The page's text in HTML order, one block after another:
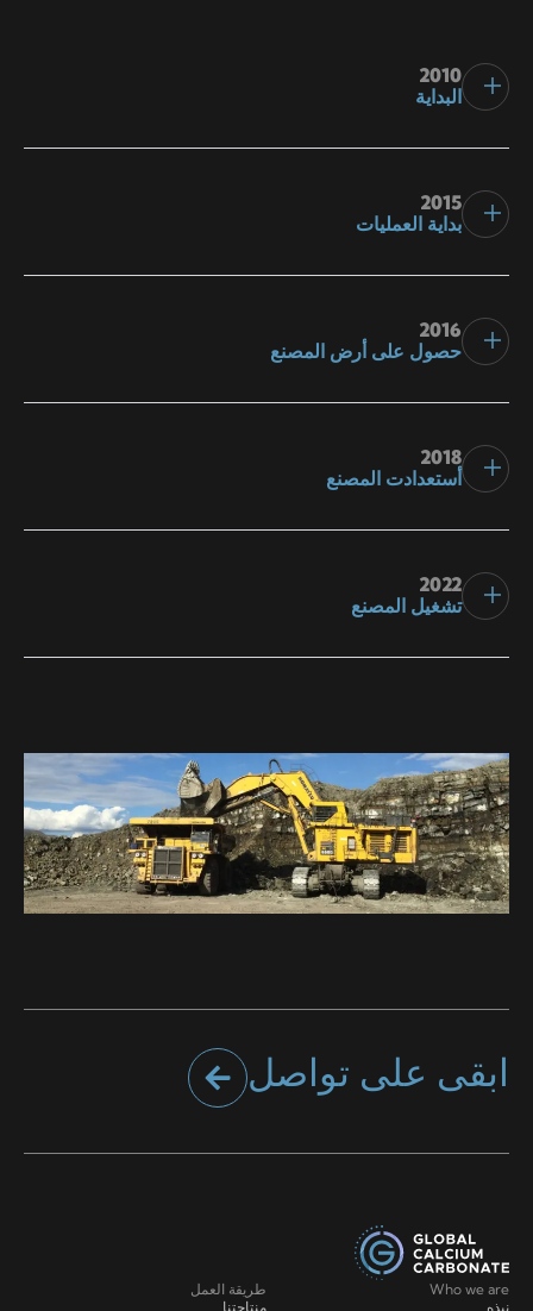
2010
البداية
2015
بداية العمليات
2016
حصول على أرض المصنع
2018
أستعدادت المصنع
2022
تشغيل المصنع
ابقى على تواصل
Who we are
نبذه
طريقة العمل
منتاجتنا